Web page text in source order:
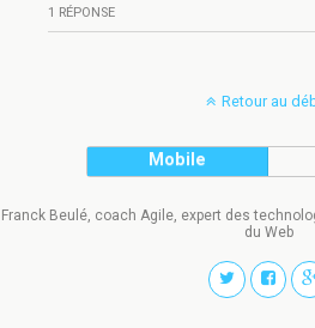
1 RÉPONSE
Retour au
Mobile
Franck Beulé, coach Agile, expert des
du Web